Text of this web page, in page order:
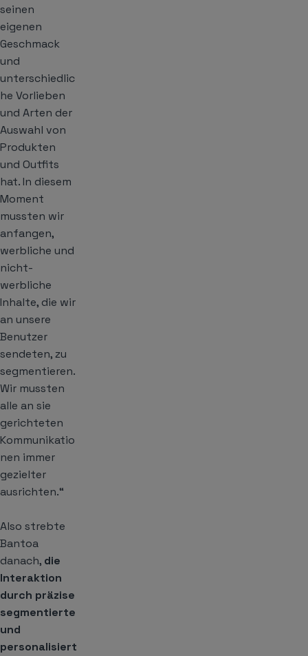
seinen
eigenen
Geschmack
und
unterschiedlic
he Vorlieben
und Arten der
Auswahl von
Produkten
und Outfits
hat. In diesem
Moment
mussten wir
anfangen,
werbliche und
nicht-
werbliche
Inhalte, die wir
an unsere
Benutzer
sendeten, zu
segmentieren.
Wir mussten
alle an sie
gerichteten
Kommunikatio
nen immer
gezielter
ausrichten.“
Also strebte
Bantoa
danach, die
Interaktion
durch präzise
segmentierte
und
personalisiert